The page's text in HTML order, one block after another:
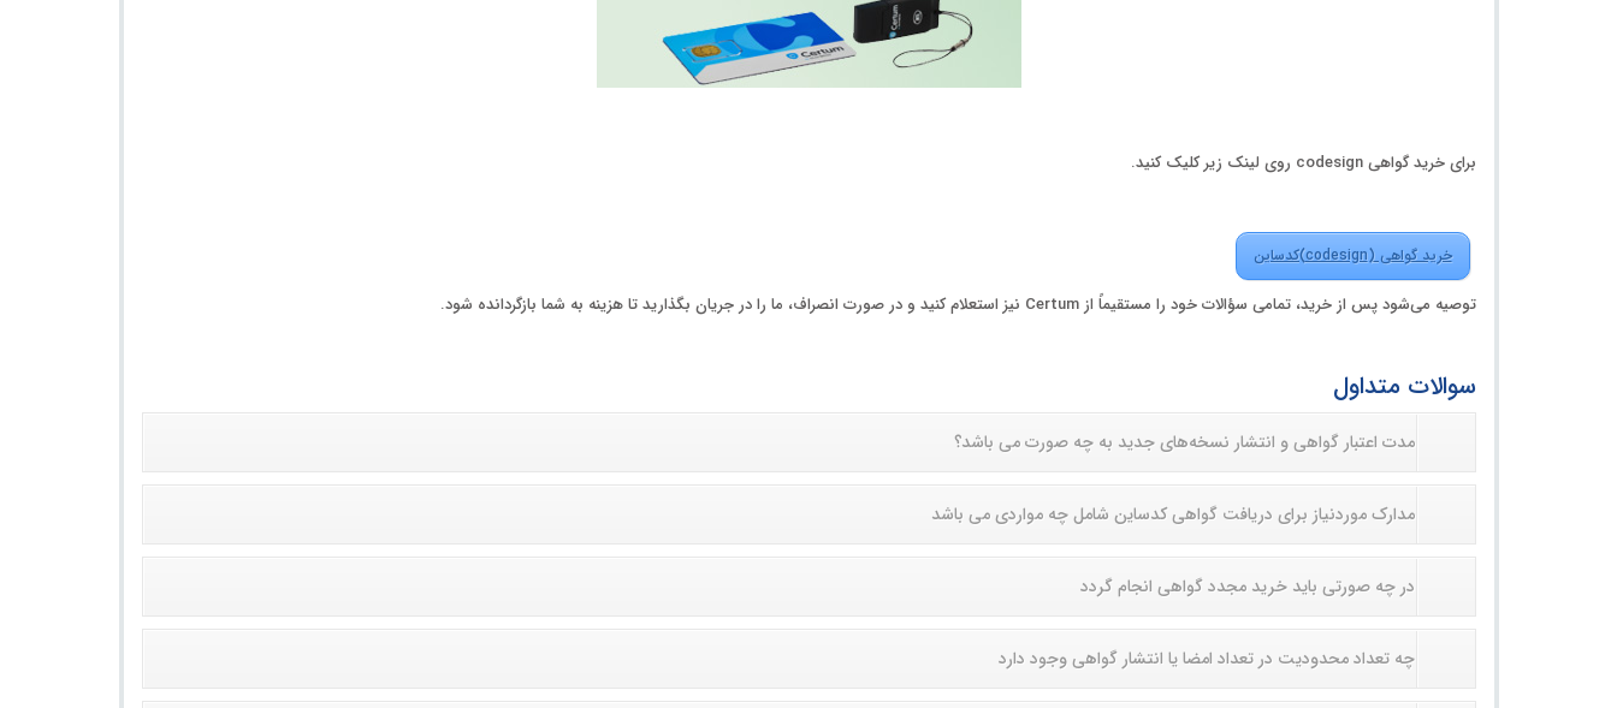
برای خرید گواهی codesign روی لینک زیر کلیک کنید.
خرید گواهی (codesign)کدساین
توصیه می‌شود پس از خرید، تمامی سؤالات خود را مستقیماً از Certum نیز استعلام کنید و در صورت انصراف، ما را در جریان بگذارید تا هزینه به شما بازگردانده شود.
سوالات متداول
مدت اعتبار گواهی و انتشار نسخه‌های جدید به چه صورت می باشد؟
مدارک موردنیاز برای دریافت گواهی کدساین شامل چه مواردی می باشد
در چه صورتی باید خرید مجدد گواهی انجام گردد
چه تعداد محدودیت در تعداد امضا یا انتشار گواهی وجود دارد